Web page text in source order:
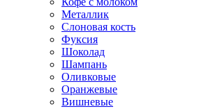
Металлик
Слоновая кость
Фуксия
Шоколад
Шампань
Оливковые
Оранжевые
Вишневые